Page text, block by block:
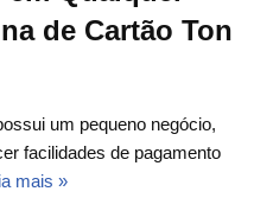
de Cartão Ton
um pequeno negócio,
facilidades de pagamento
mais »